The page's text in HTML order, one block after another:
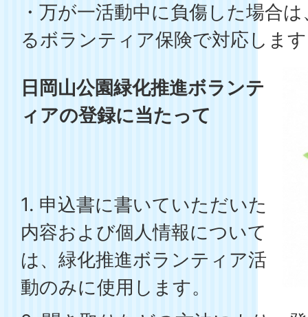
・万が一活動中に負傷した場合
るボランティア保険で対応しま
日岡山公園緑化推進ボランテ
ィアの登録に当たって
1. 申込書に書いていただいた
内容および個人情報について
は、緑化推進ボランティア活
動のみに使用します。